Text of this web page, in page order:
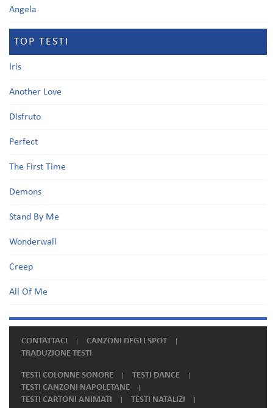
Angela
TOP TESTI
Iris
Another Love
Disfruto
Perfect
The First Time
Demons
Stand By Me
Wonderwall
Creep
All Of Me
CONTATTACI
CANZONI DEGLI SPOT
TRADUZIONE TESTI
TESTI COLONNE SONORE
TESTI DANCE
TESTI CANZONI NAPOLETANE
TESTI CARTONI ANIMATI
TESTI NATALIZI